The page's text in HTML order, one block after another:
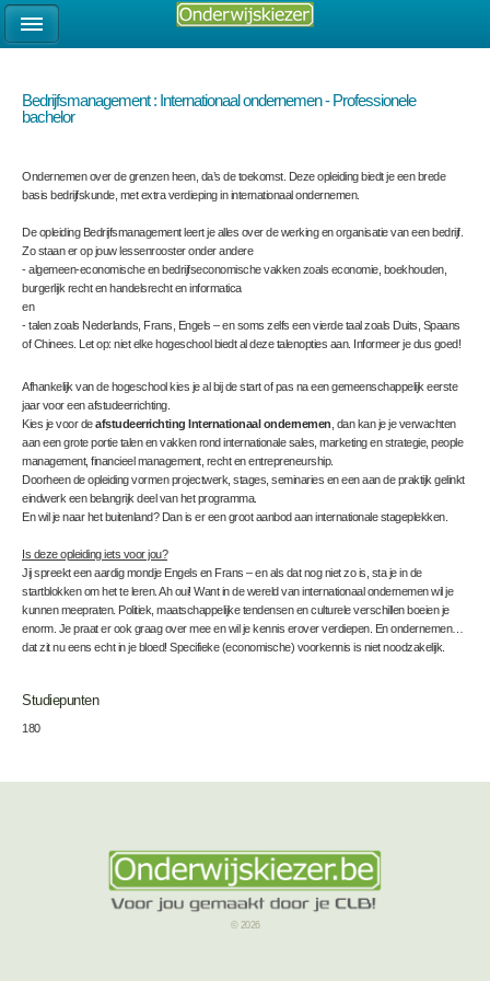
Bedrijfsmanagement : Internationaal ondernemen - Professionele
bachelor
Ondernemen over de grenzen heen, da’s de toekomst. Deze opleiding biedt je een brede
basis bedrijfskunde, met extra verdieping in internationaal ondernemen.
De opleiding Bedrijfsmanagement leert je alles over de werking en organisatie van een bedrijf.
Zo staan er op jouw lessenrooster onder andere
- algemeen-economische en bedrijfseconomische vakken zoals economie, boekhouden,
burgerlijk recht en handelsrecht en informatica
en
- talen zoals Nederlands, Frans, Engels – en soms zelfs een vierde taal zoals Duits, Spaans
of Chinees. Let op: niet elke hogeschool biedt al deze talenopties aan. Informeer je dus goed!
Afhankelijk van de hogeschool kies je al bij de start of pas na een gemeenschappelijk eerste
jaar voor een afstudeerrichting.
Kies je voor deafstudeerrichting Internationaal ondernemen , dan kan je je verwachten
aan een grote portie talen en vakken rond internationale sales, marketing en strategie, people
management, financieel management, recht en entrepreneurship.
Doorheen de opleiding vormen projectwerk, stages, seminaries en een aan de praktijk gelinkt
eindwerk een belangrijk deel van het programma.
En wil je naar het buitenland? Dan is er een groot aanbod aan internationale stageplekken.
Is deze opleiding iets voor jou?
Jij spreekt een aardig mondje Engels en Frans – en als dat nog niet zo is, sta je in de
startblokken om het te leren. Ah oui! Want in de wereld van internationaal ondernemen wil je
kunnen meepraten. Politiek, maatschappelijke tendensen en culturele verschillen boeien je
enorm. Je praat er ook graag over mee en wil je kennis erover verdiepen. En ondernemen…
dat zit nu eens echt in je bloed! Specifieke (economische) voorkennis is niet noodzakelijk.
Studiepunten
180
© 2026